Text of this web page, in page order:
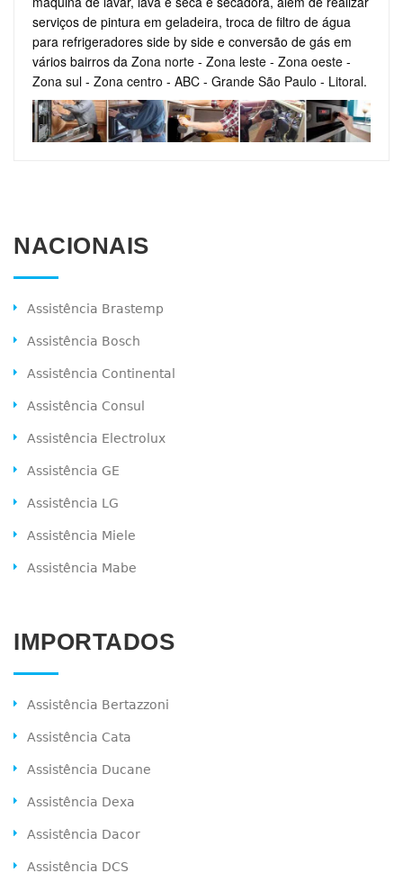
serviços de pintura em geladeira, troca de filtro de água
para refrigeradores side by side e conversão de gás em
vários bairros da Zona norte - Zona leste - Zona oeste -
Zona sul - Zona centro - ABC - Grande São Paulo - Litoral.
NACIONAIS
Assistência Brastemp
Assistência Bosch
Assistência Continental
Assistência Consul
Assistência Electrolux
Assistência GE
Assistência LG
Assistência Miele
Assistência Mabe
IMPORTADOS
Assistência Bertazzoni
Assistência Cata
Assistência Ducane
Assistência Dexa
Assistência Dacor
Assistência DCS